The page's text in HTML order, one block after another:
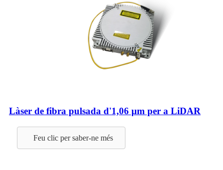
Làser de fibra pulsada d'1,06 μm per a LiDAR
Feu clic per saber-ne més